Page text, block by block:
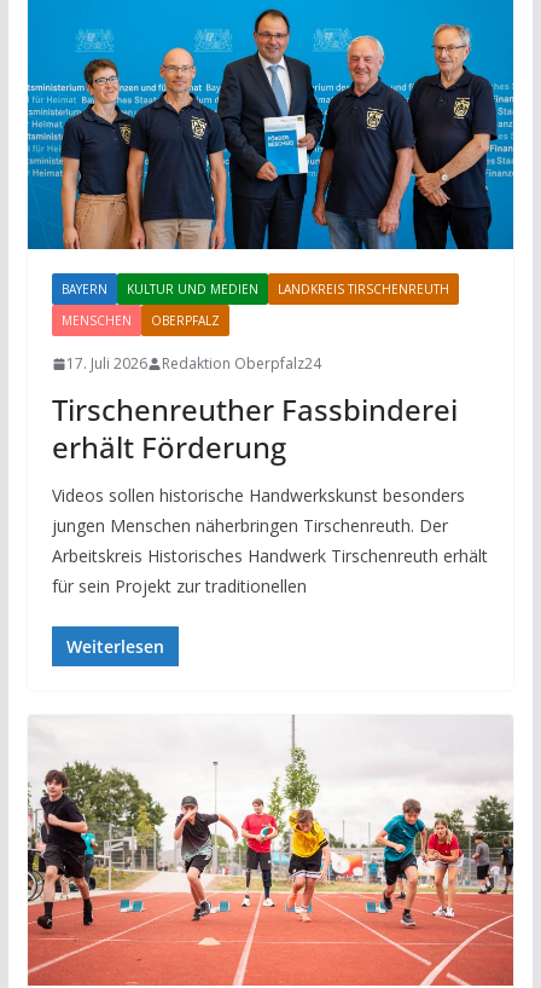
BAYERN KULTUR UND MEDIEN
LANDKREIS TIRSCHENREUTH
MENSCHEN
OBERPFALZ
17. Juli 2026 Redaktion Oberpfalz24
Tirschenreuther Fassbinderei
erhält Förderung
Videos sollen historische Handwerkskunst besonders
jungen Menschen näherbringen Tirschenreuth. Der
Arbeitskreis Historisches Handwerk Tirschenreuth erhält
für sein Projekt zur traditionellen
Weiterlesen